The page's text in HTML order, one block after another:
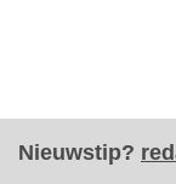
Nieuwstip?